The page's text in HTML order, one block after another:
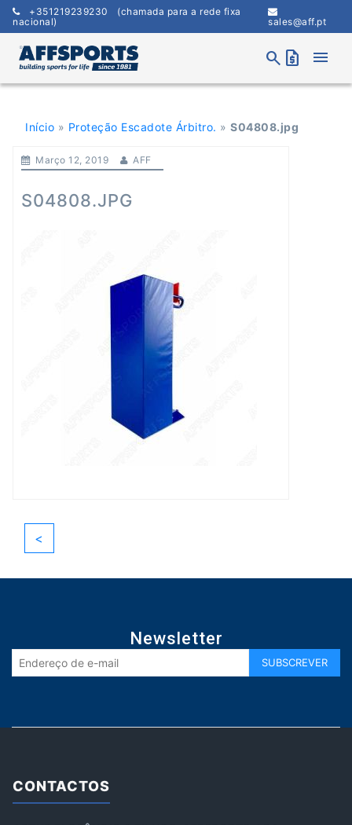
Skip
content
+351219239230 (chamada para a rede fixa
nacional)
sales@aff.pt
search request_quote menu
Início » Proteção Escadote Árbitro. » S04808.jpg
Março 12, 2019 AFF
S04808.JPG
<
Newsletter
CONTACTOS